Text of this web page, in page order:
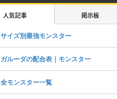
人気記事 掲示板
サイズ別最強モンスター
ガルーダの配合表｜モンスター
全モンスター一覧